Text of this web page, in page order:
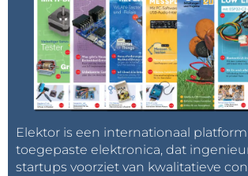
Elektor is een internationaal
toegepaste elektronica, dat
startups voorziet van kwalitatieve